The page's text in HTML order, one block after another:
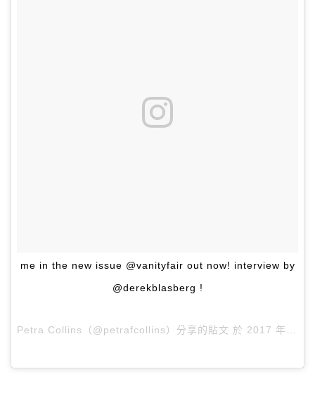
me in the new issue @vanityfair out now! interview by
@derekblasberg !
Petra Collins（@petrafcollins）分享的貼文 於 2017 年 1月 月 7 4:20下午 PST